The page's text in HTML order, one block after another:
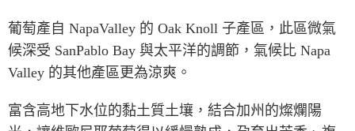
葡萄產自 NapaValley 的 Oak Knoll 子產區，此區微氣
候深受 SanPablo Bay 與太平洋的調節，氣候比 Napa
Valley 的其他產區更為涼爽。
富含高地下水位的黏土質土壤，結合加州的燦爛陽